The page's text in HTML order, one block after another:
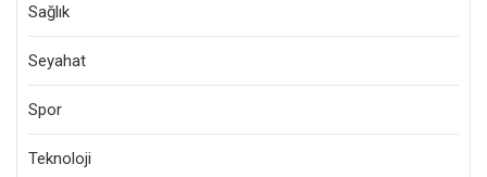
Sağlık
Seyahat
Spor
Teknoloji